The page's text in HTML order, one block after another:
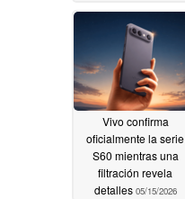
Vivo confirma
oficialmente la serie
S60 mientras una
filtración revela
detalles 05/15/2026